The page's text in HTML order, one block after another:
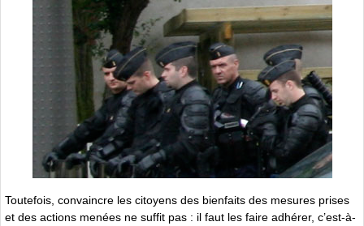
Toutefois, convaincre les citoyens des bienfaits des mesures prises
et des actions menées ne suffit pas : il faut les faire adhérer, c’est-à-